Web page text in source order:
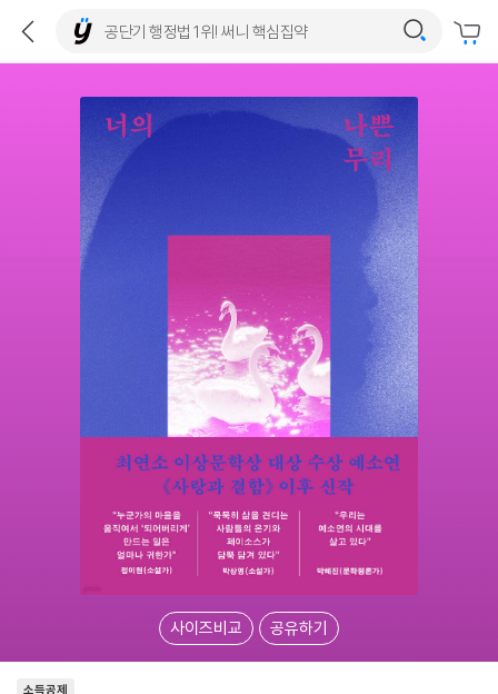
사이즈비교 공유하기
소득공제